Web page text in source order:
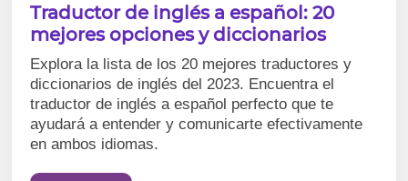
Traductor de inglés a español: 20
mejores opciones y diccionarios
Explora la lista de los 20 mejores traductores y
diccionarios de inglés del 2023. Encuentra el
traductor de inglés a español perfecto que te
ayudará a entender y comunicarte efectivamente
en ambos idiomas.